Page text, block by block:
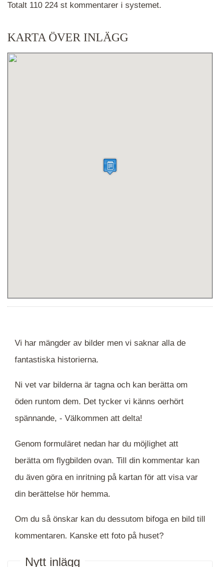
Totalt 110 224 st kommentarer i systemet.
KARTA ÖVER INLÄGG
Vi har mängder av bilder men vi saknar alla de
fantastiska historierna.
Ni vet var bilderna är tagna och kan berätta om
öden runtom dem. Det tycker vi känns oerhört
spännande, - Välkommen att delta!
Genom formuläret nedan har du möjlighet att
berätta om flygbilden ovan. Till din kommentar kan
du även göra en inritning på kartan för att visa var
din berättelse hör hemma.
Om du så önskar kan du dessutom bifoga en bild till
kommentaren. Kanske ett foto på huset?
Nytt inlägg